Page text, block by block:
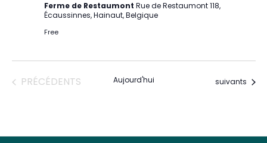
Ferme de Restaumont Rue de Restaumont 118,
Écaussinnes, Hainaut, Belgique
Free
ÉVÈNEMENTS
PRÉCÉDENTS Aujourd'hui Évènements
suivants